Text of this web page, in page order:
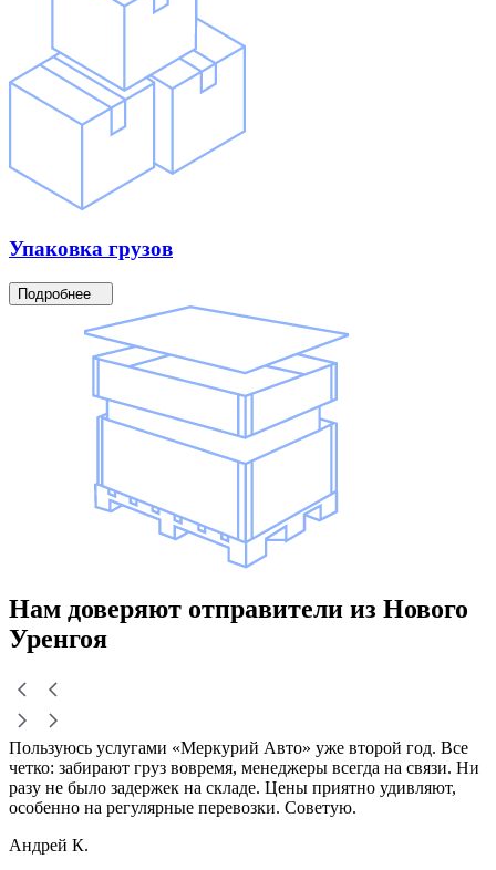
Упаковка грузов
Подробнее
Нам доверяют отправители из Нового
Уренгоя
Пользуюсь услугами «Меркурий Авто» уже второй год. Все
четко: забирают груз вовремя, менеджеры всегда на связи. Ни
разу не было задержек на складе. Цены приятно удивляют,
особенно на регулярные перевозки. Советую.
Андрей К.